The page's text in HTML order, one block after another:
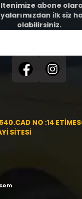
abone
ilk siz
olabilirsiniz.
NO :14
SİTESİ